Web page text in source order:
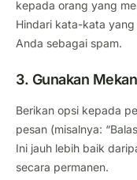
kepada orang yang
Hindari kata-kata
Anda sebagai spam.
3. Gunakan
Berikan opsi kepada
pesan (misalnya:
Ini jauh lebih baik
secara permanen.